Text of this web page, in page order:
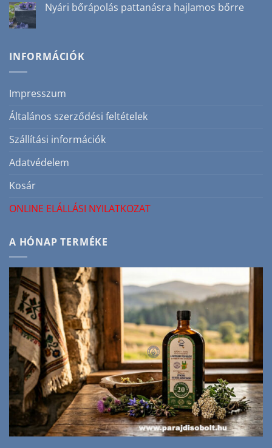
szépségrutin
bejegyzéshez
a(z)
Nem
szakértőként!
bejegyzéshez
Nyári bőrápolás pattanásra hajlamos bőrre
bőrápolás
pattanásra
INFORMÁCIÓK
Impresszum
Általános szerződési feltételek
Szállítási információk
Adatvédelem
Kosár
ONLINE ELÁLLÁSI NYILATKOZAT
A HÓNAP TERMÉKE